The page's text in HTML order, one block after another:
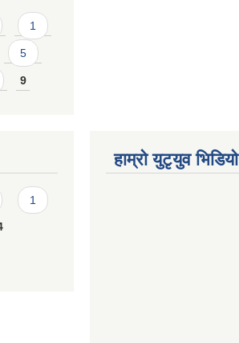
1
5
9
1
हाम्राे युटृयुव भिडियाे